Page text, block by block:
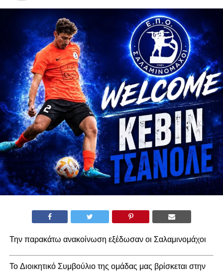
Την παρακάτω ανακοίνωση εξέδωσαν οι Σαλαμινομάχοι
Το Διοικητικό Συμβούλιο της ομάδας μας βρίσκεται στην